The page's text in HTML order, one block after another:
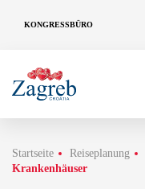
KONGRESSBÜRO
Startseite Reiseplanung
Krankenhäuser